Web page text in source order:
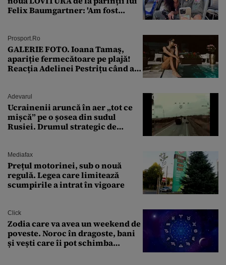
Felix Baumgartner: 'Am fost
Prosport.ro
GALERIE FOTO. Ioana Tamaş,
apariție fermecătoare pe plajă!
Reacția Adelinei Pestrițu când a
Adevarul
Ucrainenii aruncă în aer „tot ce
mișcă” pe o șosea din sudul
Rusiei. Drumul strategic de
Mediafax
Prețul motorinei, sub o nouă
regulă. Legea care limitează
scumpirile a intrat în vigoare
Click
Zodia care va avea un weekend de
poveste. Noroc în dragoste, bani
și vești care îi pot schimba